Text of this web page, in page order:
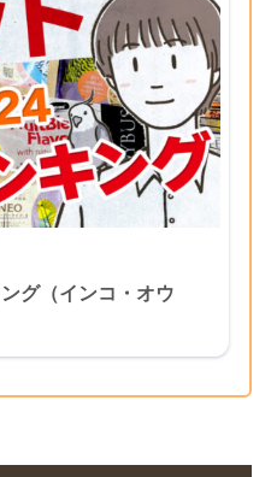
グ（インコ・オウ